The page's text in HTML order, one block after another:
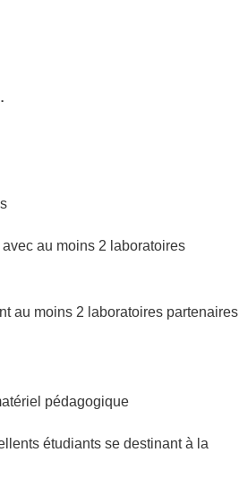
au moins 2 laboratoires
au moins 2 laboratoires partenaires
pédagogique
étudiants se destinant à la